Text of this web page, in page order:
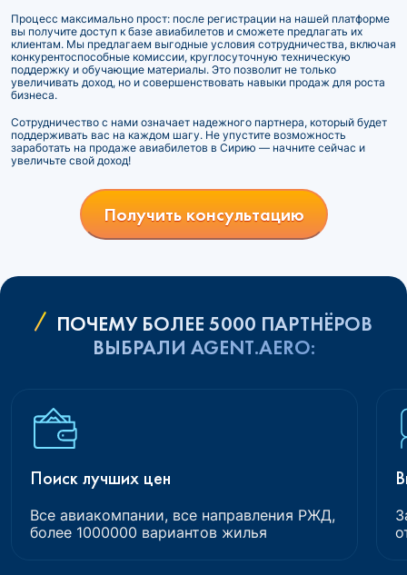
Процесс максимально прост: после регистрации на нашей платформе
вы получите доступ к базе авиабилетов и сможете предлагать их
клиентам. Мы предлагаем выгодные условия сотрудничества, включая
конкурентоспособные комиссии, круглосуточную техническую
поддержку и обучающие материалы. Это позволит не только
увеличивать доход, но и совершенствовать навыки продаж для роста
бизнеса.
Сотрудничество с нами означает надежного партнера, который будет
поддерживать вас на каждом шагу. Не упустите возможность
заработать на продаже авиабилетов в Сирию — начните сейчас и
увеличьте свой доход!
Получить консультацию
ПОЧЕМУ БОЛЕЕ 5000 ПАРТНЁРОВ
ВЫБРАЛИ AGENT.AERO:
Поиск лучших цен
Все авиакомпании, все направления РЖД,
более 1000000 вариантов жилья